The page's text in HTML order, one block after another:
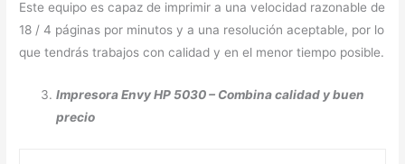
Este equipo es capaz de imprimir a una velocidad razonable de
18 / 4 páginas por minutos y a una resolución aceptable, por lo
que tendrás trabajos con calidad y en el menor tiempo posible.
Impresora Envy HP 5030 – Combina calidad y buen
precio